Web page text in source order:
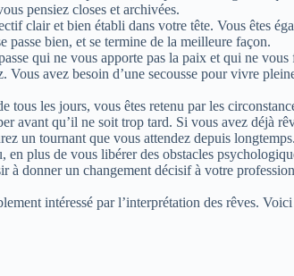
pensiez closes et archivées.
clair et bien établi dans votre tête. Vous êtes
bien, et se termine de la meilleure façon.
qui ne vous apporte pas la paix et qui ne vous
avez besoin d’une secousse pour vivre
tous les jours, vous êtes retenu par les
avant qu’il ne soit trop tard. Si vous avez déjà
un tournant que vous attendez depuis longtemps.
plus de vous libérer des obstacles
à donner un changement décisif à votre
intéressé par l’interprétation des rêves.